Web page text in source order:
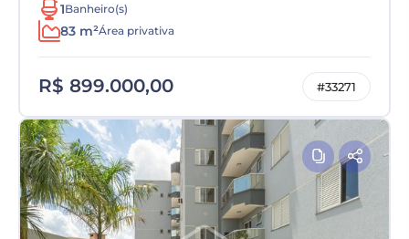
1Banheiro(s)
83 m²Área privativa
R$ 899.000,00 #33271